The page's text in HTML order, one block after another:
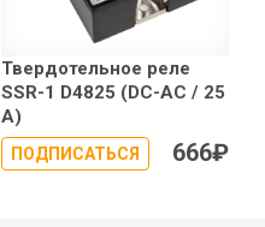
Твердотельное реле
SSR-1 D4825 (DC-AC / 25
А)
ПОДПИСАТЬСЯ 666₽